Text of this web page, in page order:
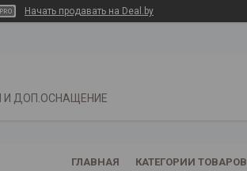
Начать продавать на Deal.by
И ДОП.ОСНАЩЕНИЕ
ГЛАВНАЯ КАТЕГОРИИ ТОВАРОВ